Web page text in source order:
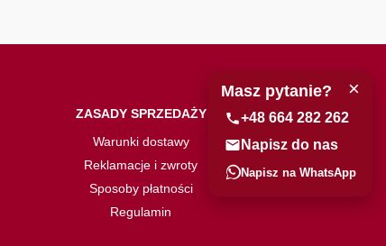
ZASADY SPRZEDAŻY
Warunki dostawy
Reklamacje i zwroty
Sposoby płatności
Regulamin
×
Masz pytanie?
+48 664 282 262
Napisz do nas
Napisz na WhatsApp